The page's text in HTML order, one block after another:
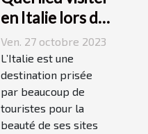
en Italie lors de
vos vacances ?
Ven. 27 octobre 2023
L’Italie est une
destination prisée
par beaucoup de
touristes pour la
beauté de ses sites